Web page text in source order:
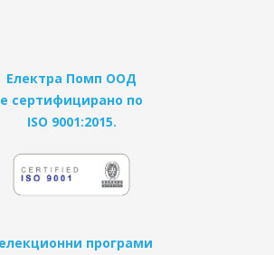
Електра Помп ООД
е сертифицирано по
ISO 9001:2015.
програми